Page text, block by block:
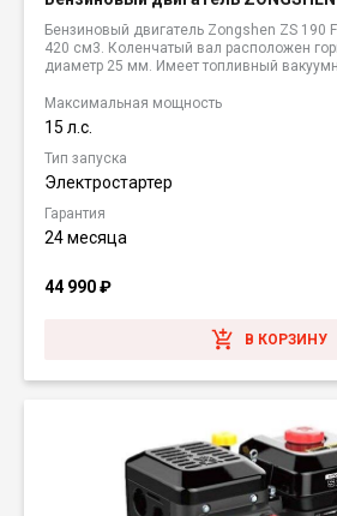
Бензиновый двигатель Zongshen ZS 190
420 см3. Коленчатый вал расположен
диаметр 25 мм. Имеет топливный
Максимальная мощность
15 л.с.
Тип запуска
Электростартер
Гарантия
24 месяца
44 990₽
В КОРЗИНУ